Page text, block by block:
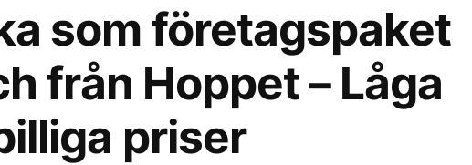
som företagspaket
från Hoppet – Låga
priser